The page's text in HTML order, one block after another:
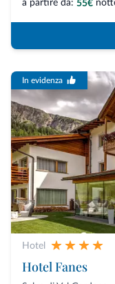
a partire da: 55€
In evidenza
Hotel
Hotel Fanes